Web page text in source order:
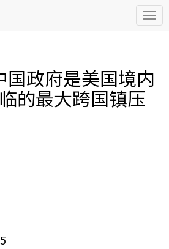
T
o
e
n
国政府是美国境内
的最大跨国镇压